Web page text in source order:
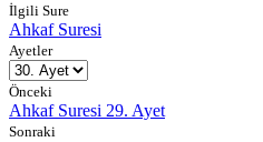
İlgili Sure
Ahkaf Suresi
Ayetler
Önceki
Ahkaf Suresi 29. Ayet
Sonraki